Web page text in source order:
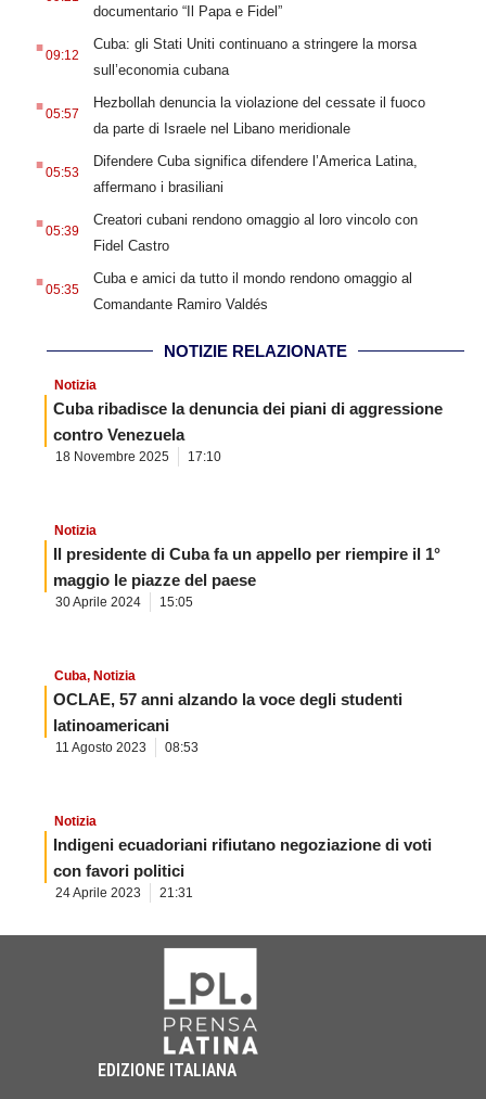
documentario “Il Papa e Fidel”
.09:12
Cuba: gli Stati Uniti continuano a stringere la morsa
sull’economia cubana
.05:57
Hezbollah denuncia la violazione del cessate il fuoco
da parte di Israele nel Libano meridionale
.05:53
Difendere Cuba significa difendere l’America Latina,
affermano i brasiliani
.05:39
Creatori cubani rendono omaggio al loro vincolo con
Fidel Castro
.05:35
Cuba e amici da tutto il mondo rendono omaggio al
Comandante Ramiro Valdés
NOTIZIE RELAZIONATE
Notizia
Cuba ribadisce la denuncia dei piani di aggressione
contro Venezuela
18 Novembre 2025 17:10
Notizia
Il presidente di Cuba fa un appello per riempire il 1°
maggio le piazze del paese
30 Aprile 2024 15:05
Cuba, Notizia
OCLAE, 57 anni alzando la voce degli studenti
latinoamericani
11 Agosto 2023 08:53
Notizia
Indigeni ecuadoriani rifiutano negoziazione di voti
con favori politici
24 Aprile 2023 21:31
EDIZIONE ITALIANA